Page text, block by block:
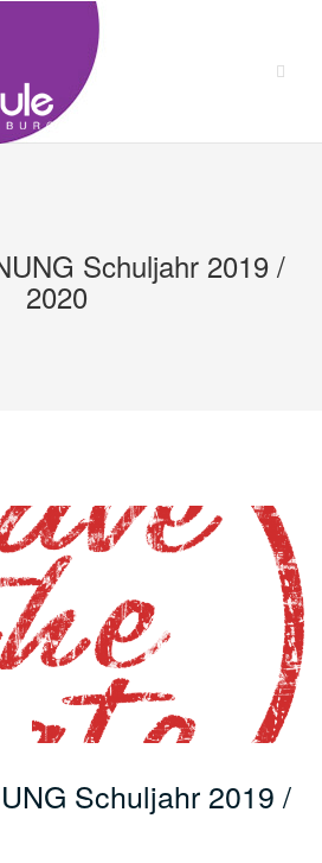
Schuljahr 2019 /
2020
Schuljahr 2019 /